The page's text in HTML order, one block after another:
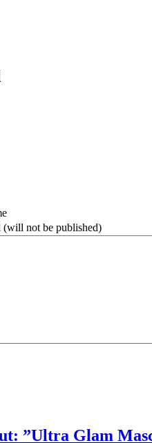
(will not be published)
”Ultra Glam